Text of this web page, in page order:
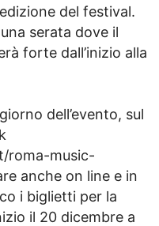
del festival.
serata dove il
forte dall’inizio alla
dell’evento, sul
roma-music-
anche on line e in
i biglietti per la
il 20 dicembre a